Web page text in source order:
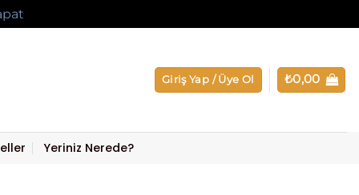
Giriş Yap / Üye Ol ₺0,00
Yeriniz Nerede?